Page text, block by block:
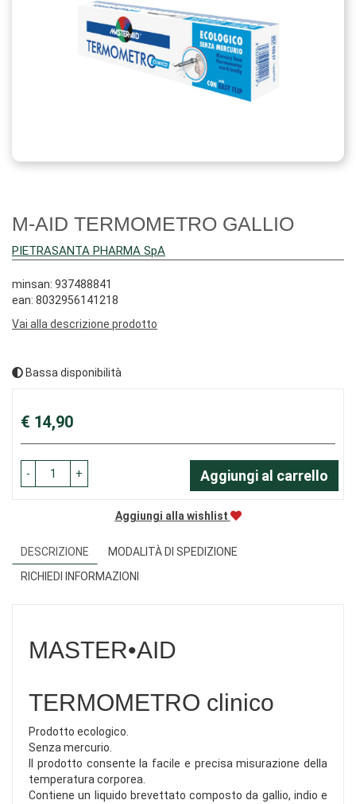
M-AID TERMOMETRO GALLIO
PIETRASANTA PHARMA SpA
minsan: 937488841
ean: 8032956141218
Vai alla descrizione prodotto
Bassa disponibilità
Prezzo
€ 14,90
- + Aggiungi al carrello
Aggiungi alla wishlist
DESCRIZIONE
MODALITÀ DI SPEDIZIONE
RICHIEDI INFORMAZIONI
MASTER•AID
TERMOMETRO clinico
Prodotto ecologico.
Senza mercurio.
Il prodotto consente la facile e precisa misurazione della
temperatura corporea.
Contiene un liquido brevettato composto da gallio, indio e